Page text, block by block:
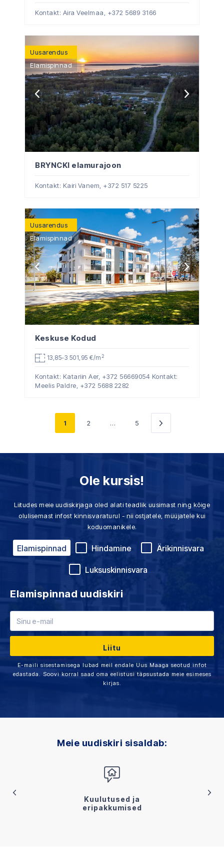
Kontakt: Aira Veelmaa, +372 5689 3166
Uusarendus
Elamispinnad
BRYNCKI elamurajoon
Kontakt: Kairi Vanem, +372 517 5225
Uusarendus
Elamispinnad
Keskuse Kodud
13,85-3 501,95 €/m2
Kontakt: Katariin Aer, +372 56669054 Kontakt:
Meelis Paldre, +372 5688 2282
1 2 … 5 Järgmine
Ole kursis!
Liitudes meie uudiskirjaga oled alati teadlik uusimast ning kõige
olulisemast infost kinnisvaraturul - nii ostjatele, müüjatele kui
koduomanikele.
Elamispinnad Hindamine Ärikinnisvara
Luksuskinnisvara
Elamispinnad uudiskiri
E-maili sisestamisega lubad meil endale Uus Maaga seotud infot
edastada. Soovi korral saad oma eelistusi täpsustada meie esimeses
kirjas.
Meie uudiskiri sisaldab:
Kuulutused ja
eripakkumised